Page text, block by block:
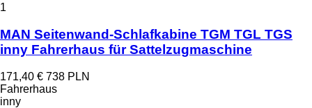
1
MAN Seitenwand-Schlafkabine TGM TGL TGS
inny Fahrerhaus für Sattelzugmaschine
171,40 € 738 PLN
Fahrerhaus
inny